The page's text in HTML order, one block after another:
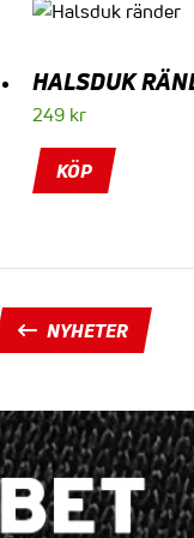
HALSDUK
249 kr
KÖP
NYHETER